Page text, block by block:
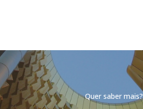
Quer saber mais?